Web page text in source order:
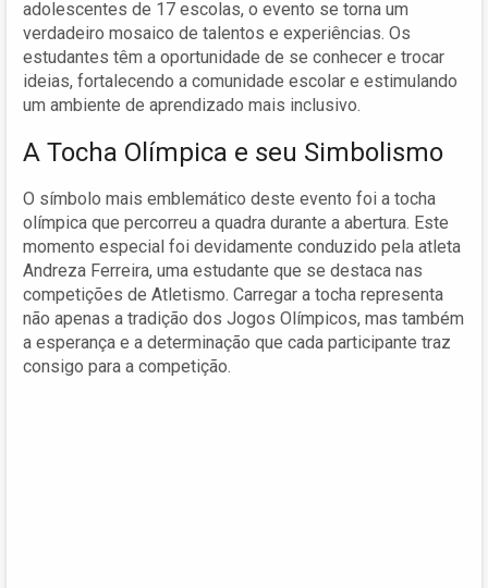
adolescentes de 17 escolas, o evento se torna um
verdadeiro mosaico de talentos e experiências. Os
estudantes têm a oportunidade de se conhecer e trocar
ideias, fortalecendo a comunidade escolar e estimulando
um ambiente de aprendizado mais inclusivo.
A Tocha Olímpica e seu Simbolismo
O símbolo mais emblemático deste evento foi a tocha
olímpica que percorreu a quadra durante a abertura. Este
momento especial foi devidamente conduzido pela atleta
Andreza Ferreira, uma estudante que se destaca nas
competições de Atletismo. Carregar a tocha representa
não apenas a tradição dos Jogos Olímpicos, mas também
a esperança e a determinação que cada participante traz
consigo para a competição.